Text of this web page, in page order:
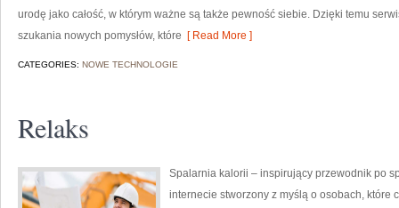
urodę jako całość, w którym ważne są także pewność siebie. Dzięki temu
szukania nowych pomysłów, które [ Read More ]
CATEGORIES: NOWE TECHNOLOGIE
Relaks
Spalarnia kalorii – inspirujący przewodnik po
internecie stworzony z myślą o osobach, które